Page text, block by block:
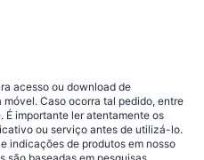
acesso ou download de
Caso ocorra tal pedido, entre
importante ler atentamente os
ou serviço antes de utilizá-lo.
indicações de produtos em nosso